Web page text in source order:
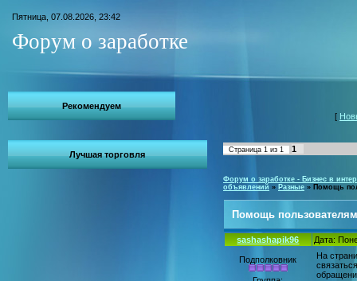
Пятница, 07.08.2026, 23:42
Форум о заработке
Рекомендуем
Лучшая торговля
[
Страница 1 из 1 1
Форум о заработке - Бизнес в
объявлений » Разные » Помощь
Помощь пользователям
sashashapik96 Дата:
Подполковник
На